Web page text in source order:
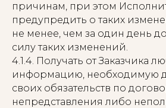
причинам, при этом
предупредить о таких
не менее, чем за один день
силу таких изменений.
4.1.4. Получать от Заказчика
информацию, необходимую
своих обязательств по
непредставления либо